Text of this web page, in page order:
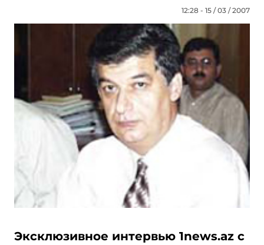
12:28 - 15 / 03 / 2007
Эксклюзивное интервью 1news.az с